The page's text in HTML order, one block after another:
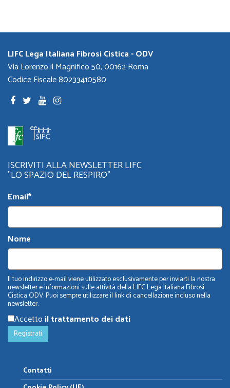
LIFC Lega Italiana Fibrosi Cistica - ODV
Via Lorenzo il Magnifico 50, 00162 Roma
Codice Fiscale 80233410580
ISCRIVITI ALLA NEWSLETTER LIFC
"LO SPAZIO DEL RESPIRO"
Email*
Nome
Il tuo indirizzo e-mail viene utilizzato esclusivamente per inviarti la nostra
newsletter e informazioni sulle attività della LIFC Lega Italiana Fibrosi
Cistica ODV. Puoi sempre utilizzare il link di cancellazione incluso nella
newsletter.
Accetto il trattamento dei dati
Contatti